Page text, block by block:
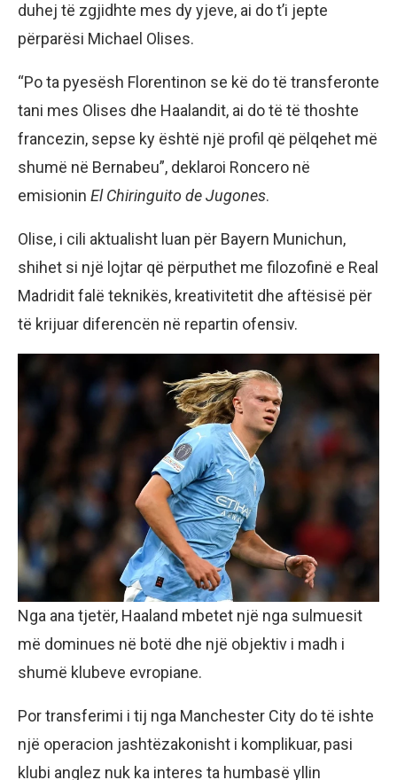
duhej të zgjidhte mes dy yjeve, ai do t’i jepte
përparësi Michael Olises.
“Po ta pyesësh Florentinon se kë do të transferonte
tani mes Olises dhe Haalandit, ai do të të thoshte
francezin, sepse ky është një profil që pëlqehet më
shumë në Bernabeu”, deklaroi Roncero në
emisionin El Chiringuito de Jugones.
Olise, i cili aktualisht luan për Bayern Munichun,
shihet si një lojtar që përputhet me filozofinë e Real
Madridit falë teknikës, kreativitetit dhe aftësisë për
të krijuar diferencën në repartin ofensiv.
Nga ana tjetër, Haaland mbetet një nga sulmuesit
më dominues në botë dhe një objektiv i madh i
shumë klubeve evropiane.
Por transferimi i tij nga Manchester City do të ishte
një operacion jashtëzakonisht i komplikuar, pasi
klubi anglez nuk ka interes ta humbasë yllin